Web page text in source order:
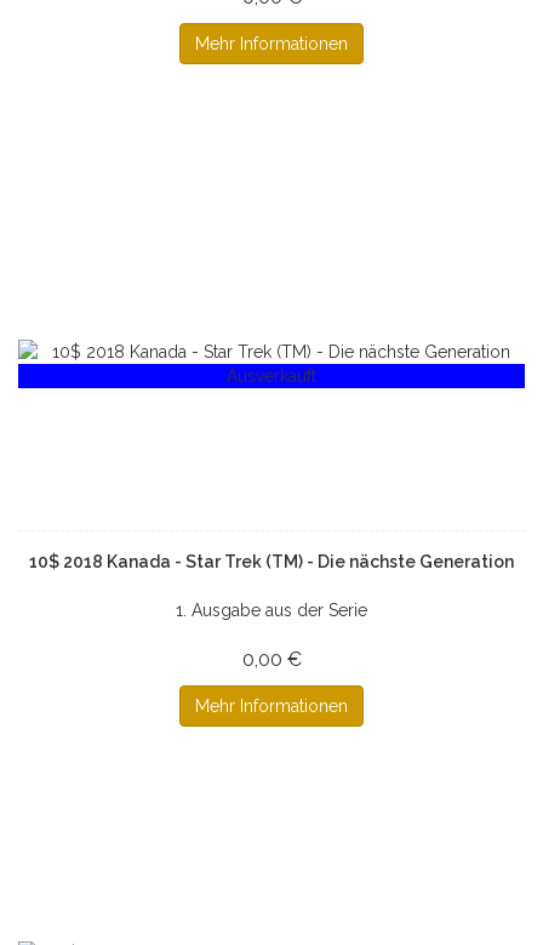
Mehr Informationen
Ausverkauft
10$ 2018 Kanada - Star Trek (TM) - Die nächste Generation
1. Ausgabe aus der Serie
0,00 €
Mehr Informationen